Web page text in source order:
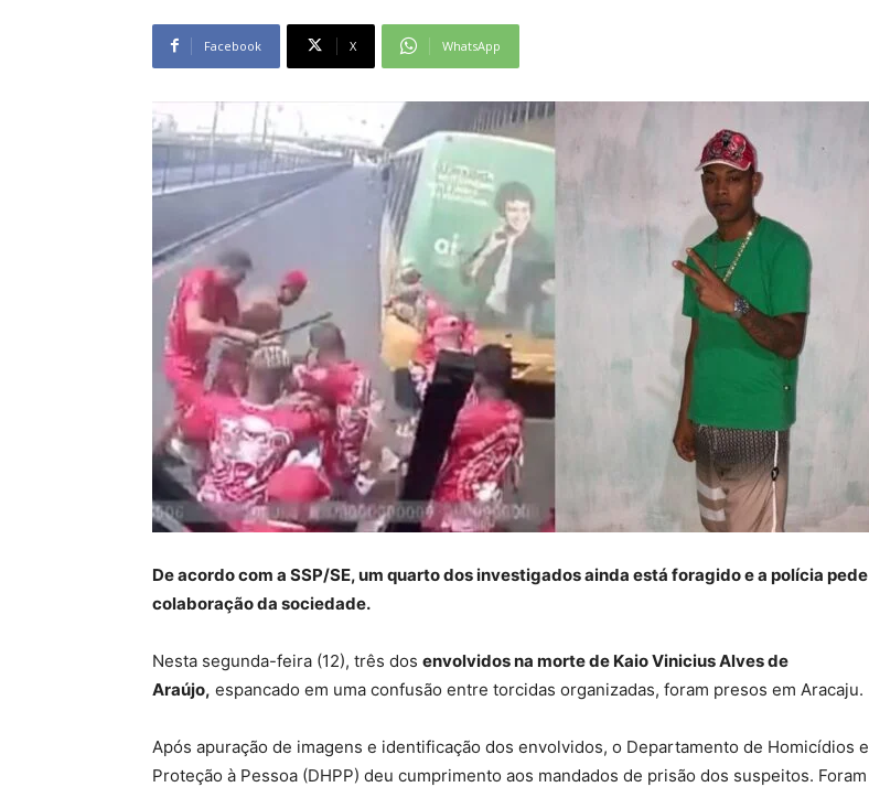
Facebook X WhatsApp
De acordo com a SSP/SE, um quarto dos investigados ainda está foragido e a polícia pede
colaboração da sociedade.
Nesta segunda-feira (12), três dos envolvidos na morte de Kaio Vinicius Alves de
Araújo, espancado em uma confusão entre torcidas organizadas, foram presos em Aracaju.
Após apuração de imagens e identificação dos envolvidos, o Departamento de Homicídios e
Proteção à Pessoa (DHPP) deu cumprimento aos mandados de prisão dos suspeitos. Foram